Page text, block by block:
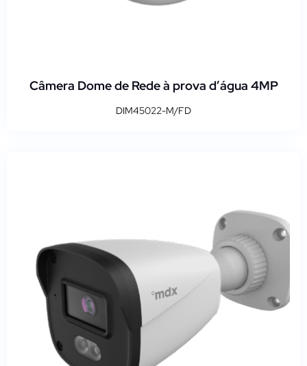
Câmera Dome de Rede à prova d’água 4MP
DIM45022-M/FD